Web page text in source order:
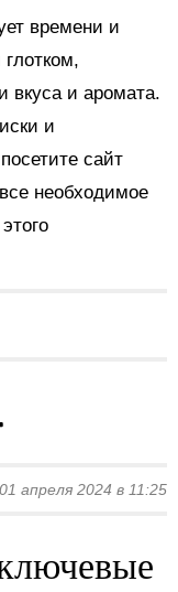
времени и
вкуса и аромата.
и
сайт
необходимое
01 апреля 2024 в 11:25